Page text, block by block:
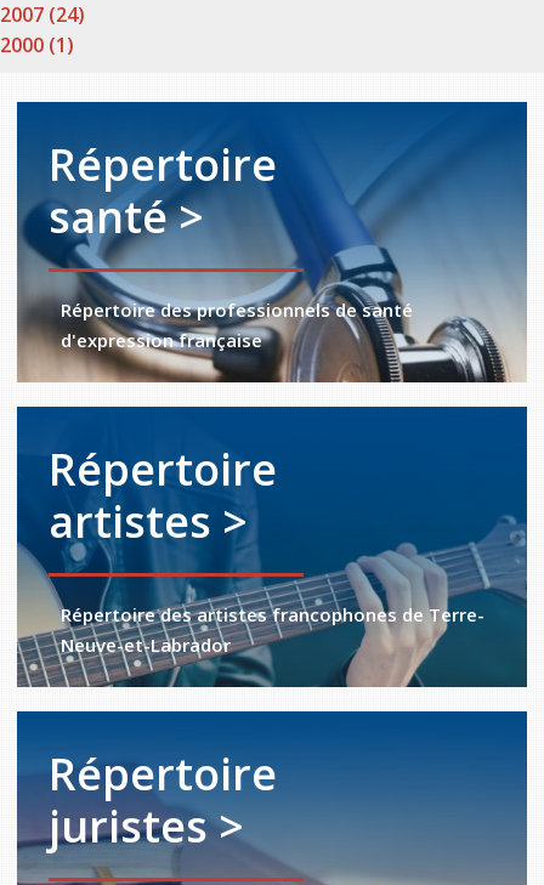
2007 (24)
2000 (1)
Répertoire
santé >
Répertoire des professionnels de santé
d'expression française
Répertoire
artistes >
Répertoire des artistes francophones de Terre-
Neuve-et-Labrador
Répertoire
juristes >